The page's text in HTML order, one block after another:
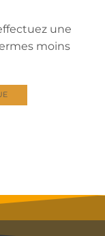
une
moins